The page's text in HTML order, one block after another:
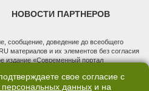
НОВОСТИ ПАРТНЕРОВ
сообщение, доведение до всеобщего
материалов и их элементов без согласия
издание «Современный портал
технологий и массовых коммуникаций
ЭЛ № ФС 77 - 76634 от 02.09.2019
свое согласие с
персональных данных и на